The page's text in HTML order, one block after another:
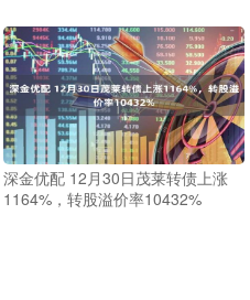
深金优配 12月30日茂莱转债上涨
1164%，转股溢价率10432%